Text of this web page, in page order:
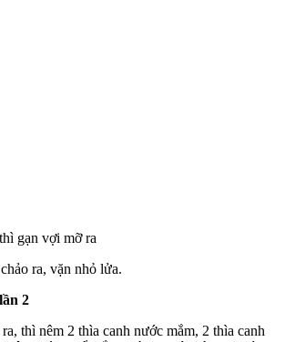
gạn vợi mỡ ra
ra, vặn nhỏ lửa.
2
thì nêm 2 thìa canh nước mắm, 2 thìa canh